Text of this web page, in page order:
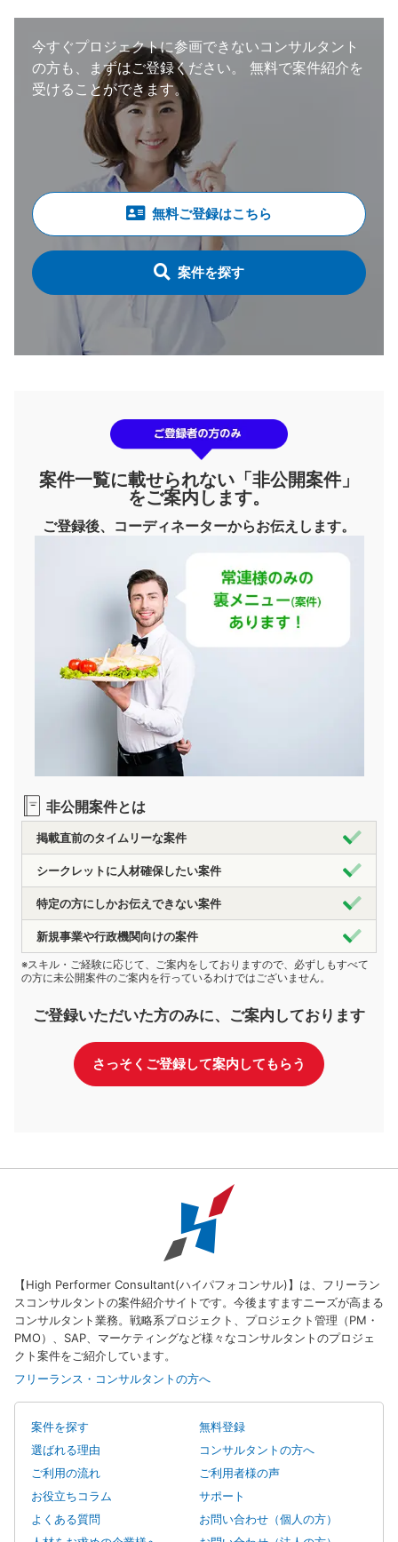
働20～30％想定
今すぐプロジェクトに参画できないコンサルタント
の方も、まずはご登録ください。
無料で案件紹介を
受けることができます。
無料ご登録はこちら
案件を探す
案件一覧に載せられない「非公開案件」
をご案内します。
ご登録後、コーディネーターからお伝えします。
非公開案件とは
掲載直前のタイムリーな案件
シークレットに人材確保したい案件
特定の方にしかお伝えできない案件
新規事業や行政機関向けの案件
※スキル・ご経験に応じて、ご案内をしておりますので、必ずしもすべて
の方に未公開案件のご案内を行っているわけではございません。
ご登録いただいた方のみに、ご案内しております
さっそくご登録して案内してもらう
【High Performer Consultant(ハイパフォコンサル)】は、フリーラン
スコンサルタントの案件紹介サイトです。今後ますますニーズが高まる
コンサルタント業務。戦略系プロジェクト、プロジェクト管理（PM・
PMO）、SAP、マーケティングなど様々なコンサルタントのプロジェ
クト案件をご紹介しています。
フリーランス・コンサルタントの方へ
案件を探す
無料登録
選ばれる理由
コンサルタントの方へ
ご利用の流れ
ご利用者様の声
お役立ちコラム
サポート
よくある質問
お問い合わせ（個人の方）